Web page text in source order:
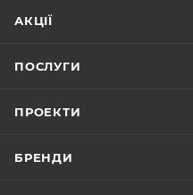
АКЦІЇ
ПОСЛУГИ
ПРОЕКТИ
БРЕНДИ